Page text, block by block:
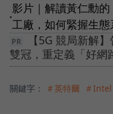
●
影片｜解讀黃仁勳
工廠，如何緊握生態
【5G 競局新解
雙冠，重定義「好網
關鍵字： ＃英特爾 ＃Intel